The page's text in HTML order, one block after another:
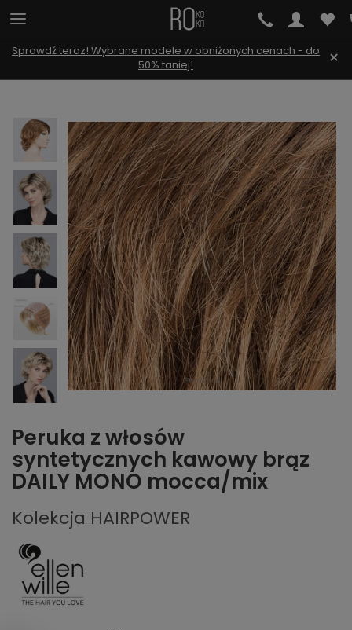
Sprawdź teraz! Wybrane modele w obniżonych cenach - do
50% taniej!
×
Peruka z włosów
syntetycznych kawowy brąz
DAILY MONO mocca/mix
Kolekcja HAIRPOWER